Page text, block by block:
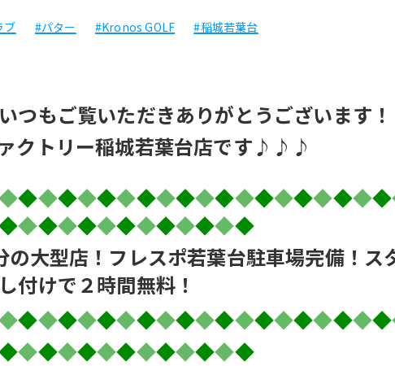
ブ #パター #Kronos GOLF #稲城若葉台
つもご覧いただきありがとうございます！
ァクトリー稲城若葉台店です♪♪♪
◆◆◆◆◆◆◆◆◆◆◆◆◆◆◆◆◆◆◆
◆◆◆◆◆◆◆◆◆◆◆◆
の大型店！フレスポ若葉台駐車場完備！ス
付けで２時間無料！
◆◆◆◆◆◆◆◆◆◆◆◆◆◆◆◆◆◆◆
◆◆◆◆◆◆◆◆◆◆◆◆